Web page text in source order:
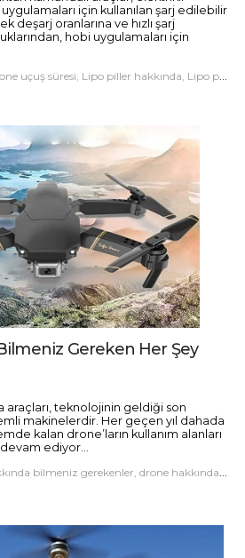
için kullanılan şarj edilebilir
deşarj oranlarına ve hızlı şarj
hobi uygulamaları için
Gereken Her Şey
araçları, teknolojinin geldiği son
makinelerdir. Her geçen yıl dahada
kalan drone’ların kullanım alanları
ediyor...
drone hakkında, drone hakkında bilmeniz gerekenler, drone hakkında bilmeniz gereken her şey, drone hakkında bilinmesi gerekenler